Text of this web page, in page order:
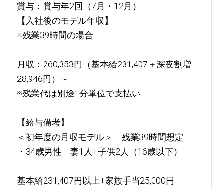
賞与：賞与年2回（7月・12月）
【入社後のモデル年収】
※残業39時間の場合
月収：260,353円（基本給231,407＋深夜割増
28,946円）～
※残業代は別途1分単位で支払い
【給与備考】
＜初年度の月収モデル＞ 残業39時間想定
・34歳男性 妻1人+子供2人（16歳以下）
基本給231,407円以上+家族手当25,000円